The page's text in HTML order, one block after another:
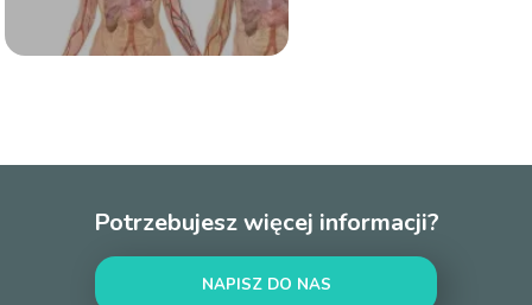
Potrzebujesz więcej informacji?
NAPISZ DO NAS